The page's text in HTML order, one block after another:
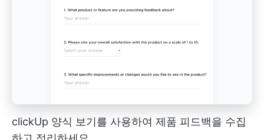
clickUp 양식 보기를 사용하여 제품 피드백을 수집